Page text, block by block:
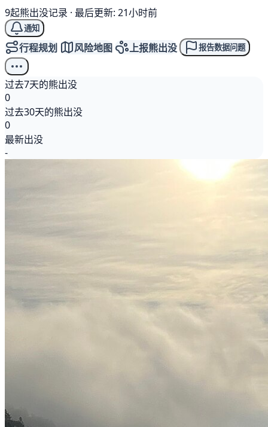
9起熊出没记录 · 最后更新: 21小时前
通知
行程规划 风险地图 上报熊出没 报告数据问题
过去7天的熊出没
0
过去30天的熊出没
0
最新出没
-